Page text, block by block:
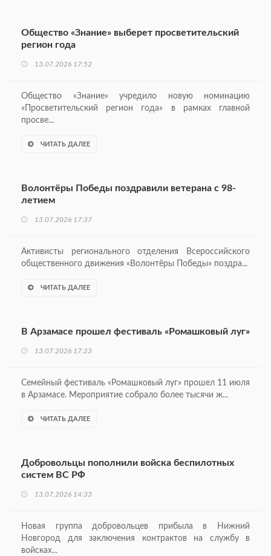
Общество «Знание» выберет просветительский
регион года
13.07.2026 17:52
Общество «Знание» учредило новую номинацию
«Просветительский регион года» в рамках главной
просве...
ЧИТАТЬ ДАЛЕЕ
Волонтёры Победы поздравили ветерана с 98-
летием
13.07.2026 17:37
Активисты регионального отделения Всероссийского
общественного движения «Волонтёры Победы» поздра...
ЧИТАТЬ ДАЛЕЕ
В Арзамасе прошел фестиваль «Ромашковый луг»
13.07.2026 17:23
Семейный фестиваль «Ромашковый луг» прошел 11 июля
в Арзамасе. Мероприятие собрало более тысячи ж...
ЧИТАТЬ ДАЛЕЕ
Добровольцы пополнили войска беспилотных
систем ВС РФ
13.07.2026 14:33
Новая группа добровольцев прибыла в Нижний
Новгород для заключения контрактов на службу в
войсках...